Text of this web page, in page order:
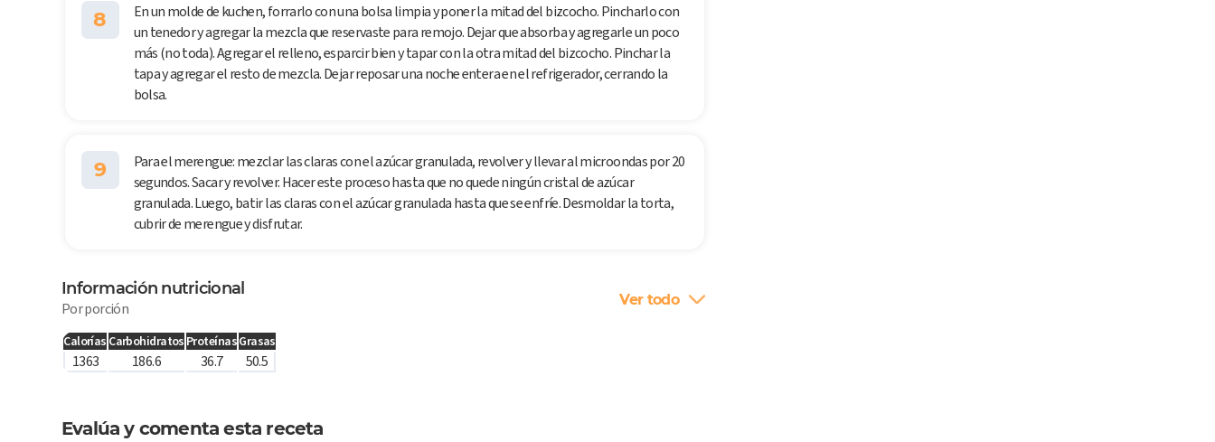
8
En un molde de kuchen, forrarlo con una bolsa limpia y poner la mitad del bizcocho. Pincharlo con
un tenedor y agregar la mezcla que reservaste para remojo. Dejar que absorba y agregarle un poco
más (no toda). Agregar el relleno, esparcir bien y tapar con la otra mitad del bizcocho. Pinchar la
tapa y agregar el resto de mezcla. Dejar reposar una noche entera en el refrigerador, cerrando la
bolsa.
9
Para el merengue: mezclar las claras con el azúcar granulada, revolver y llevar al microondas por 20
segundos. Sacar y revolver. Hacer este proceso hasta que no quede ningún cristal de azúcar
granulada. Luego, batir las claras con el azúcar granulada hasta que se enfríe. Desmoldar la torta,
cubrir de merengue y disfrutar.
Información nutricional
Por porción Ver todo
Calorías Carbohidratos ProteínasGrasas
1363 186.6 36.7 50.5
Evalúa y comenta esta receta